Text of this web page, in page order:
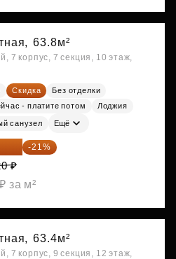
63.8м²
7 корпус, 7 секция, 10 этаж,
Скидка
Без отделки
- платите потом
Лоджия
санузел Ещё
₽ -21%
₽
за м²
63.4м²
7 корпус, 9 секция, 12 этаж,